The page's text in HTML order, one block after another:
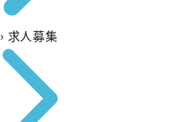
› 求人募集